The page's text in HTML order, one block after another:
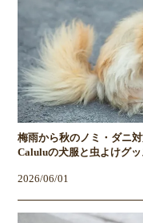
梅雨から秋のノミ・ダニ
Caluluの犬服と虫よけグッ
2026/06/01